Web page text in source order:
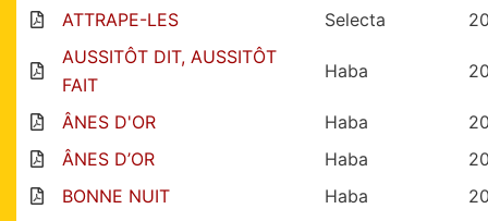
ATTRAPE-LES
Selecta
AUSSITÔT DIT, AUSSITÔT
FAIT
Haba
ÂNES D'OR Haba
ÂNES D’OR
Haba
BONNE NUIT
Haba